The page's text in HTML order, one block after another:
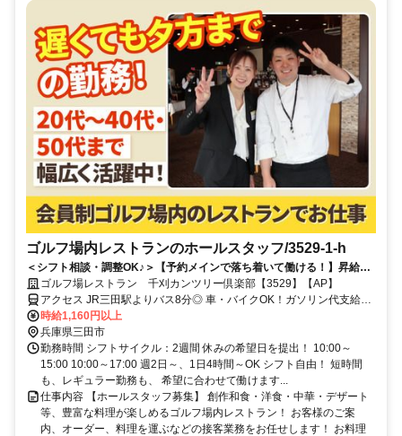
ゴルフ場内レストランのホールスタッフ/3529-1-h
＜シフト相談・調整OK♪＞【予約メインで落ち着いて働ける！】昇給あ
り！前払い・シフト融通◎ゴルフ場内♪未経験歓迎♪年齢不問！平日昼・
土日のみ勤務歓迎！
ゴルフ場レストラン 千刈カンツリー倶楽部【3529】【AP】
アクセス JR三田駅よりバス8分◎ 車・バイクOK！ガソリン代支給あ
り！車で「三田西IC」～約15分、「三田東IC」～約20分、「新三田
駅」～約15分 神戸市北区・西宮市北部・芦屋方面からもアクセス◎
時給1,160円以上
兵庫県三田市
勤務時間 シフトサイクル：2週間 休みの希望日を提出！ 10:00～
15:00 10:00～17:00 週2日～、1日4時間～OK シフト自由！ 短時間
も、レギュラー勤務も、 希望に合わせて働けます...
仕事内容 【ホールスタッフ募集】 創作和食・洋食・中華・デザート
等、豊富な料理が楽しめるゴルフ場内レストラン！ お客様のご案
内、オーダー、料理を運ぶなどの接客業務をお任せします！ お料理